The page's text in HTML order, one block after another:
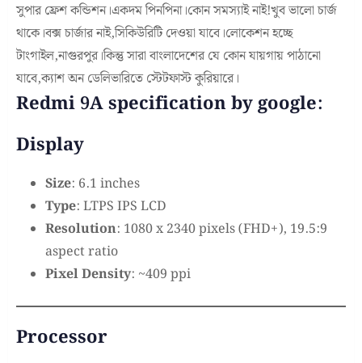
সুপার ফ্রেশ কন্ডিশন।একদম পিনপিনা।কোন সমস্যাই নাই!খুব ভালো চার্জ
থাকে।বক্স চার্জার নাই,সিকিউরিটি দেওয়া যাবে।লোকেশন হচ্ছে
টাংগাইল,নাগুরপুর।কিন্তু সারা বাংলাদেশের যে কোন যায়গায় পাঠানো
যাবে,ক্যাশ অন ডেলিভারিতে স্টেটফাস্ট কুরিয়ারে।
Redmi 9A specification by google:
Display
Size: 6.1 inches
Type: LTPS IPS LCD
Resolution: 1080 x 2340 pixels (FHD+), 19.5:9
aspect ratio
Pixel Density: ~409 ppi
Processor